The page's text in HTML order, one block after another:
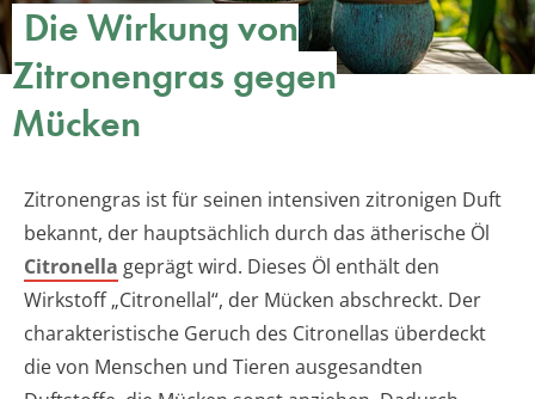
Die Wirkung von
Zitronengras gegen
Mücken
Zitronengras ist für seinen intensiven zitronigen Duft
bekannt, der hauptsächlich durch das ätherische Öl
Citronella geprägt wird. Dieses Öl enthält den
Wirkstoff „Citronellal“, der Mücken abschreckt. Der
charakteristische Geruch des Citronellas überdeckt
die von Menschen und Tieren ausgesandten